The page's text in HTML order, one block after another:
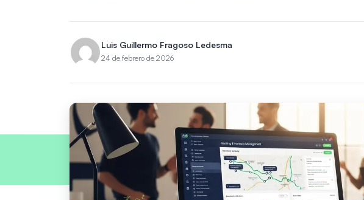
Luis Guillermo Fragoso Ledesma
24 de febrero de 2026